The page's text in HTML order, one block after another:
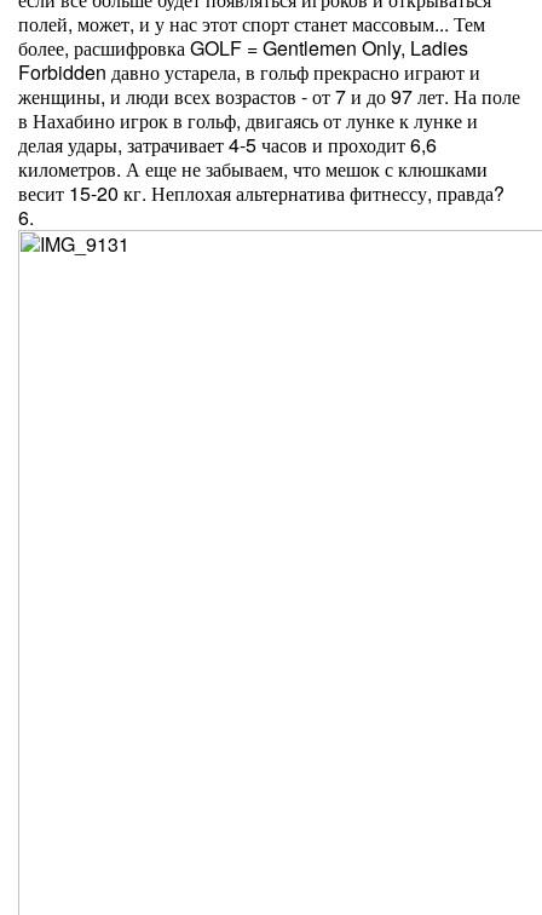
полей, может, и у нас этот спорт станет массовым... Тем
более, расшифровка GOLF = Gentlemen Only, Ladies
Forbidden давно устарела, в гольф прекрасно играют и
женщины, и люди всех возрастов - от 7 и до 97 лет. На поле
в Нахабино игрок в гольф, двигаясь от лунке к лунке и
делая удары, затрачивает 4-5 часов и проходит 6,6
километров. А еще не забываем, что мешок с клюшками
весит 15-20 кг. Неплохая альтернатива фитнессу, правда?
6.